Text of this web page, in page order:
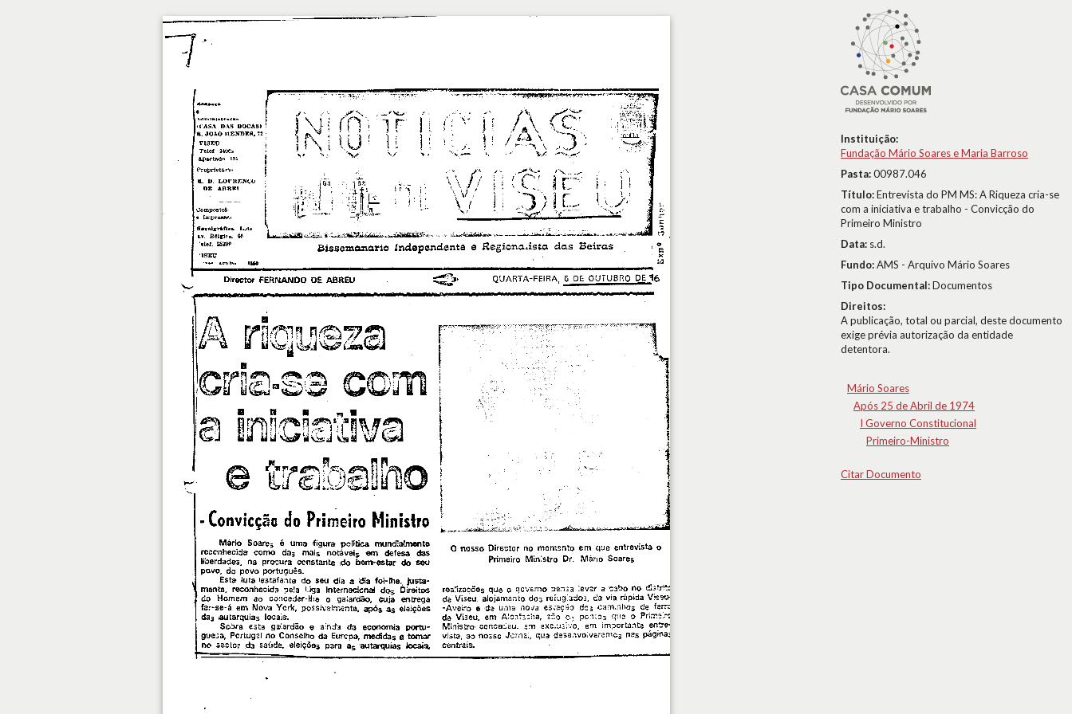
Instituição:
Fundação Mário Soares e Maria Barroso
Pasta:00987.046
Título:Entrevista do PM MS: A Riqueza cria-se
com a iniciativa e trabalho - Convicção do
Primeiro Ministro
Data: s.d.
Fundo:AMS - Arquivo Mário Soares
Tipo Documental:Documentos
Direitos:
A publicação, total ou parcial, deste documento
exige prévia autorização da entidade
detentora.
Mário Soares
Após 25 de Abril de 1974
I Governo Constitucional
Primeiro-Ministro
Citar Documento